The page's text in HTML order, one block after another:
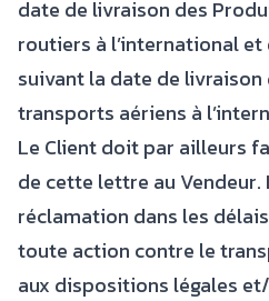
date de livraison des
routiers à l’international
suivant la date de
transports aériens à
Le Client doit par ailleurs
de cette lettre au Vendeur.
réclamation dans les
toute action contre le
aux dispositions légales